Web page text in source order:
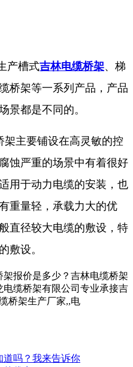
产槽式吉林电缆桥架、梯
桥架等一系列产品，产品
景都是不同的。
主要铺设在高灵敏的控
蚀严重的场景中有着很好
用于动力电缆的安装，也
重量轻，承载力大的优
直径较大电缆的敷设，特
敷设。
报价是多少？吉林电缆桥架
缆桥架有限公司专业承接吉
桥架生产厂家,,电
道吗？我来告诉你